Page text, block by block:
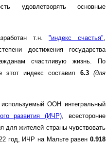
удовлетворять основные
т.н."индекс счастья",
достижения государства
счастливую жизнь. По
индекс составил 6.3
(для
используемый ООН интегральный
развития (ИЧР), всесторонне
для жителей страны чувствовать
год, ИЧР на Мальте равен 0.918